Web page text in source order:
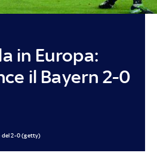
in Europa:
il Bayern 2-0
del 2-0 (getty)